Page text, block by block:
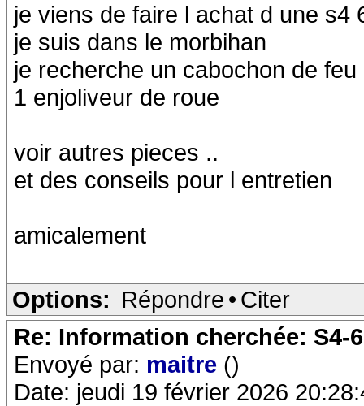
je viens de faire l achat d une s4
je suis dans le morbihan
je recherche un cabochon de feu
1 enjoliveur de roue
voir autres pieces ..
et des conseils pour l entretien
amicalement
Options: Répondre • Citer
Re: Information cherchée: S4-
Envoyé par: maitre ()
Date: jeudi 19 février 2026